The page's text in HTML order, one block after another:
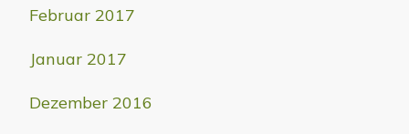
Februar 2017
Januar 2017
Dezember 2016